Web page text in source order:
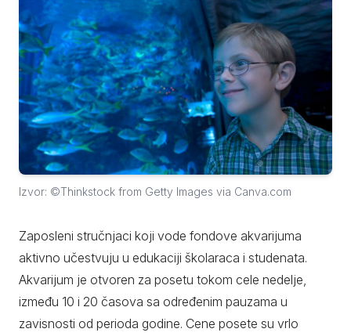
Izvor: ©Thinkstock from Getty Images via Canva.com
Zaposleni stručnjaci koji vode fondove akvarijuma
aktivno učestvuju u edukaciji školaraca i studenata.
Akvarijum je otvoren za posetu tokom cele nedelje,
između 10 i 20 časova sa određenim pauzama u
zavisnosti od perioda godine. Cene posete su vrlo